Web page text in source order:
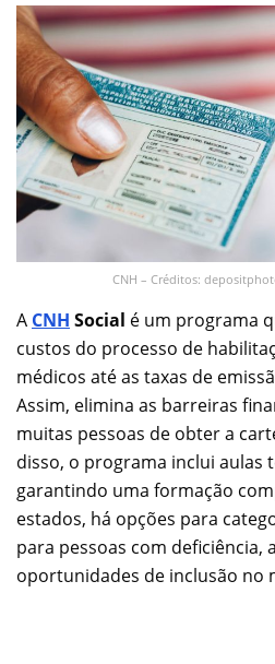
CNH – Créditos:
A CNH Social é um programa
custos do processo de
médicos até as taxas de
Assim, elimina as barreiras
muitas pessoas de obter a
disso, o programa inclui aulas
garantindo uma formação
estados, há opções para
para pessoas com deficiência,
oportunidades de inclusão no